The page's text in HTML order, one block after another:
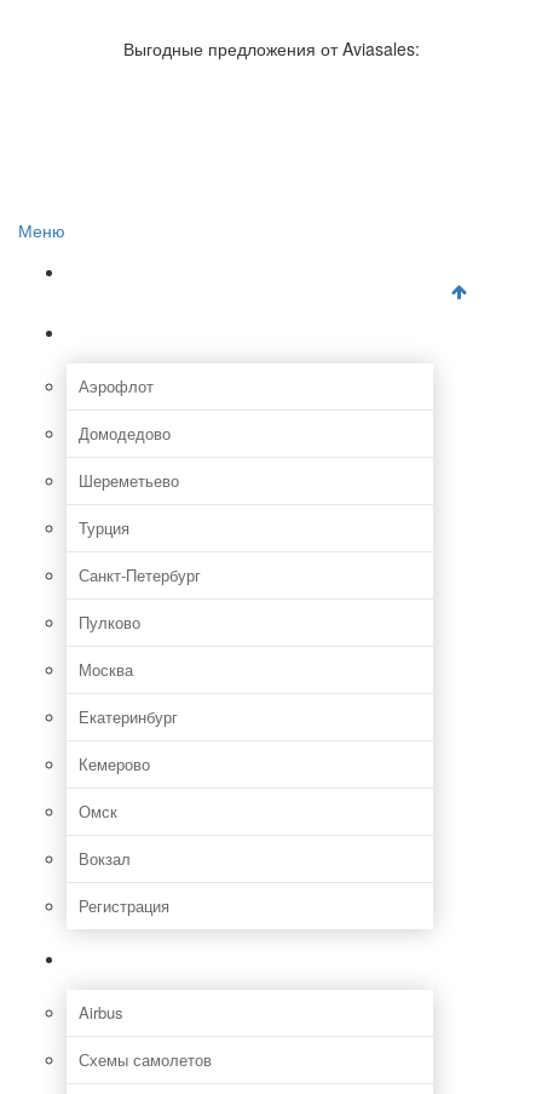
Отзывы об авиакомпаниях
Отзывы об аэропортах
Выгодные предложения от Aviasales:
Меню
Аэрофлот
Домодедово
Шереметьево
Турция
Санкт-Петербург
Пулково
Москва
Екатеринбург
Кемерово
Омск
Вокзал
Регистрация
Airbus
Схемы самолетов